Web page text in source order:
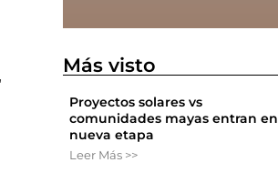
Más visto
Proyectos solares vs
comunidades mayas entran en
nueva etapa
Leer Más >>